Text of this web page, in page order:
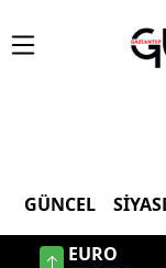
GÜNCEL
EURO